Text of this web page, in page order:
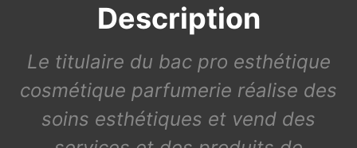
Description
Le titulaire du bac pro esthétique
cosmétique parfumerie réalise des
soins esthétiques et vend des